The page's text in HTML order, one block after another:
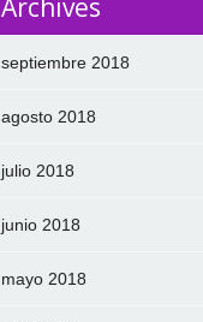
Archives
septiembre 2018
agosto 2018
julio 2018
junio 2018
mayo 2018